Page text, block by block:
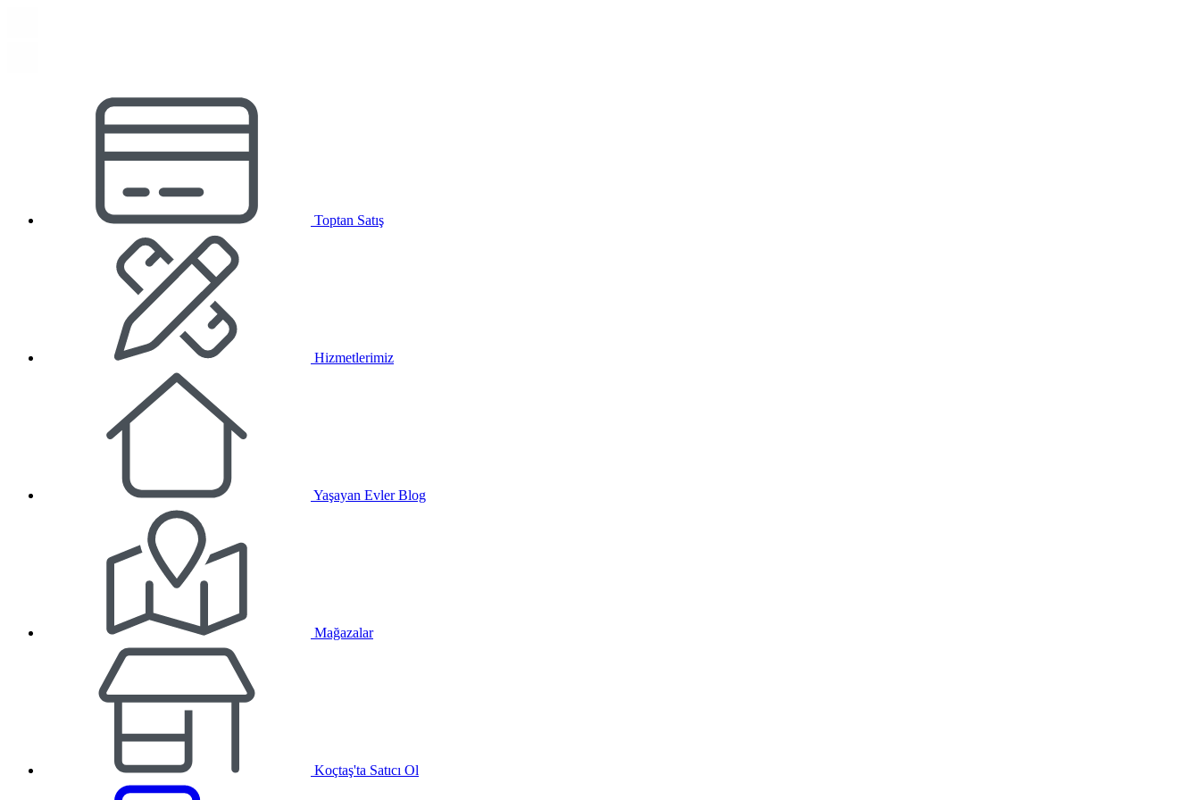
Toptan Satış
Hizmetlerimiz
Yaşayan Evler Blog
Mağazalar
Koçtaş'ta Satıcı Ol